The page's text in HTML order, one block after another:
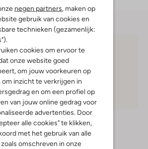
negen partners , maken op
gebruik van cookies en
technieken (gezamenlijk:
cookies om ervoor te
onze website goed
om jouw voorkeuren op
om inzicht te verkrijgen in
en om een profiel op
van jouw online gedrag voor
advertenties. Door
alle cookies" te klikken,
met het gebruik van alle
omschreven in onze
vanaf €75,-
binnen 30 dagen*
met Klarna